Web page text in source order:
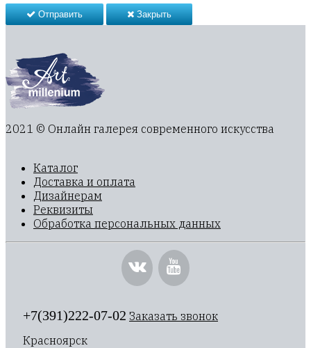
Отправить Закрыть
2021 © Онлайн галерея современного искусства
Каталог
Доставка и оплата
Дизайнерам
Реквизиты
Обработка персональных данных
+7(391)222-07-02 Заказать звонок
Красноярск